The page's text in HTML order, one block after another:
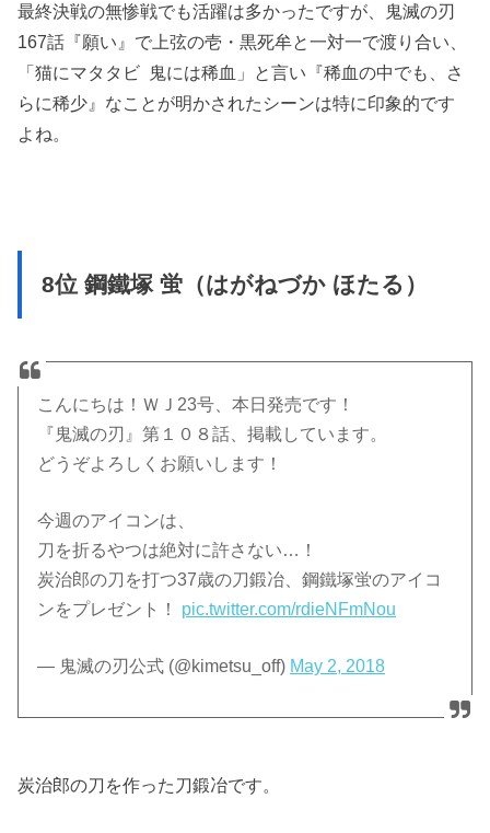
最終決戦の無惨戦でも活躍は多かったですが、鬼滅の刃
167話『願い』で上弦の壱・黒死牟と一対一で渡り合い、
「猫にマタタビ 鬼には稀血」と言い『稀血の中でも、さ
らに稀少』なことが明かされたシーンは特に印象的です
よね。
8位 鋼鐵塚 蛍（はがねづか ほたる）
こんにちは！ＷＪ23号、本日発売です！
『鬼滅の刃』第１０８話、掲載しています。
どうぞよろしくお願いします！
今週のアイコンは、
刀を折るやつは絶対に許さない…！
炭治郎の刀を打つ37歳の刀鍛冶、鋼鐵塚蛍のアイコ
ンをプレゼント！ pic.twitter.com/rdieNFmNou
— 鬼滅の刃公式 (@kimetsu_off) May 2, 2018
炭治郎の刀を作った刀鍛冶です。